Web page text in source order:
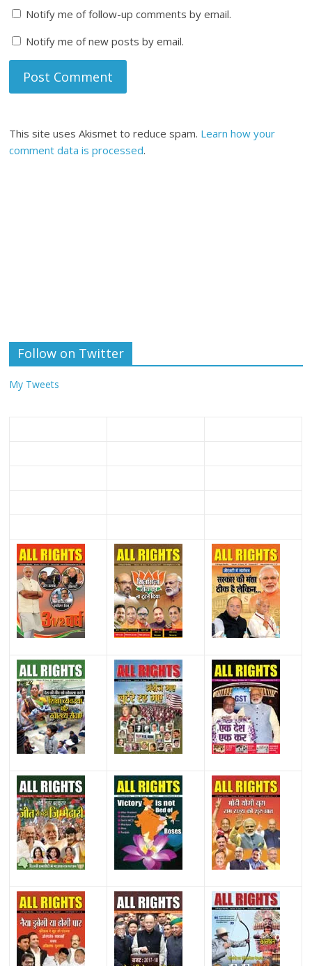
Notify me of follow-up comments by email.
Notify me of new posts by email.
This site uses Akismet to reduce spam. Learn how your
comment data is processed.
Follow on Twitter
My Tweets